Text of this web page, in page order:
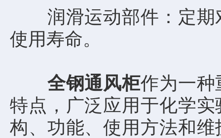
润滑运动部件：定期
使用寿命。
全钢通风柜作为一种
特点，广泛应用于化学
构、功能、使用方法和